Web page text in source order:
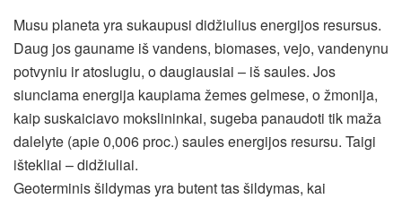
Musu planeta yra sukaupusi didžiulius energijos resursus.
Daug jos gauname iš vandens, biomases, vejo, vandenynu
potvyniu ir atoslugiu, o daugiausiai – iš saules. Jos
siunciama energija kaupiama žemes gelmese, o žmonija,
kaip suskaiciavo mokslininkai, sugeba panaudoti tik maža
dalelyte (apie 0,006 proc.) saules energijos resursu. Taigi
ištekliai – didžiuliai.
Geoterminis šildymas yra butent tas šildymas, kai